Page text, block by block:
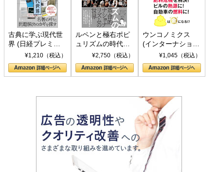
古典に学ぶ現代世
界 (日経プレミア
シリーズ)¥1,210（税込）
ルペンと極右ポピ
ュリズムの時代：
〈ヤヌス〉の二つ
の顔
¥2,750（税込）
ウンコノミクス
(インターナショナ
ル新書)¥1,045（税込）